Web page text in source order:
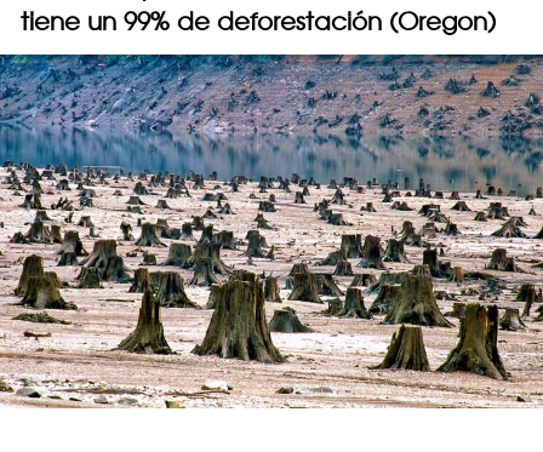
tiene un 99% de deforestación (Oregon)